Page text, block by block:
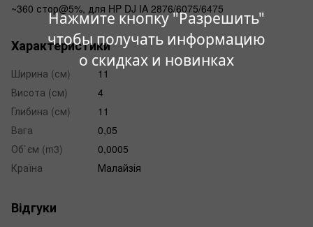
Нажмите кнопку "Разрешить"
чтобы получать информацию
о скидках и новинках
~360 стор@5%, для HP DJ IA 2876/6075/6475
Характеристики
Ширина (см)
11
Висота (см)
4
Глибина (см)
11
Вага
0,05
Об`єм (m3)
0,0005
Країна
Малайзія
Відгуки